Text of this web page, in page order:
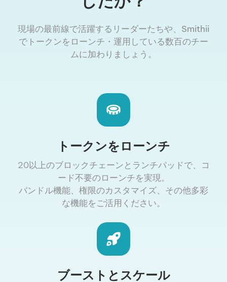
現場の最前線で活躍するリーダーたちや、Smithii
でトークンをローンチ・運用している数百のチー
ムに加わりましょう。
トークンをローンチ
20以上のブロックチェーンとランチパッドで、コ
ード不要のローンチを実現。
バンドル機能、権限のカスタマイズ、その他多彩
な機能をご活用ください。
ブーストとスケール